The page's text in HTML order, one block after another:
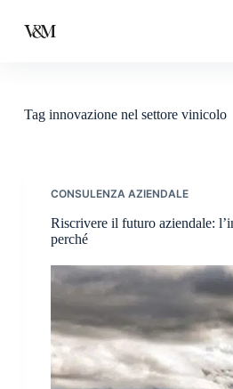
contenuto
Taginnovazione nel settore vinicolo
CONSULENZA AZIENDALE
Riscrivere il futuro aziendale:
perché